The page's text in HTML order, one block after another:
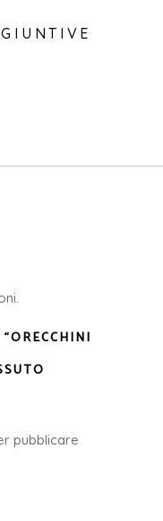
pubblicare